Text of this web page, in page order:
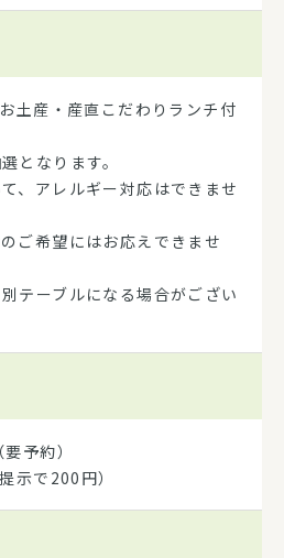
土産・産直こだわりランチ付
となります。
、アレルギー対応はできませ
ご希望にはお応えできませ
テーブルになる場合がござい
予約）
示で200円）